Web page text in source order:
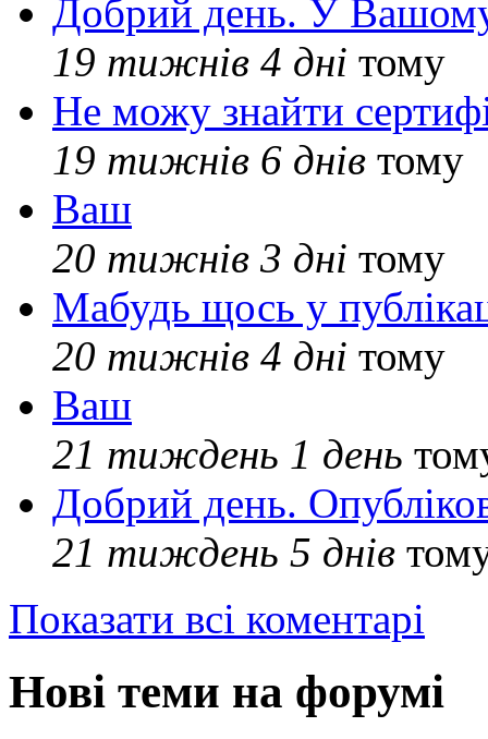
Добрий день. У Вашому
19 тижнів 4 дні тому
Не можу знайти
19 тижнів 6 днів тому
Ваш
20 тижнів 3 дні тому
Мабудь щось у
20 тижнів 4 дні тому
Ваш
21 тиждень 1 день
Добрий день.
21 тиждень 5 днів
Показати всі коментарі
Нові теми на форумі